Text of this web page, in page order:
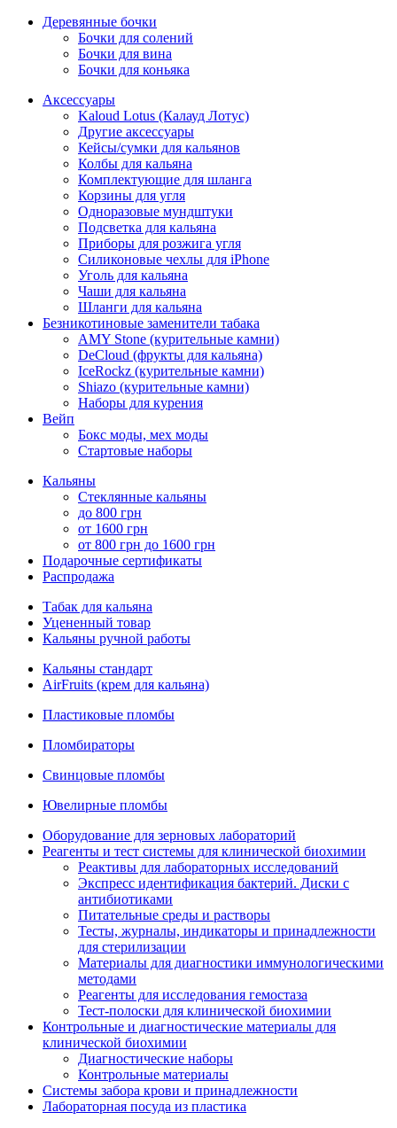
Деревянные бочки
Бочки для солений
Бочки для вина
Бочки для коньяка
Аксессуары
Kaloud Lotus (Калауд Лотус)
Другие аксессуары
Кейсы/сумки для кальянов
Колбы для кальяна
Комплектующие для шланга
Корзины для угля
Одноразовые мундштуки
Подсветка для кальяна
Приборы для розжига угля
Силиконовые чехлы для iPhone
Уголь для кальяна
Чаши для кальяна
Шланги для кальяна
Безникотиновые заменители табака
AMY Stone (курительные камни)
DeCloud (фрукты для кальяна)
IceRockz (курительные камни)
Shiazo (курительные камни)
Наборы для курения
Вейп
Бокс моды, мех моды
Стартовые наборы
Кальяны
Стеклянные кальяны
до 800 грн
от 1600 грн
от 800 грн до 1600 грн
Подарочные сертификаты
Распродажа
Табак для кальяна
Уцененный товар
Кальяны ручной работы
Кальяны стандарт
AirFruits (крем для кальяна)
Пластиковые пломбы
Пломбираторы
Свинцовые пломбы
Ювелирные пломбы
Оборудование для зерновых лабораторий
Реагенты и тест системы для клинической биохимии
Реактивы для лабораторных исследований
Экспресс идентификация бактерий. Диски с
антибиотиками
Питательные среды и растворы
Тесты, журналы, индикаторы и принадлежности
для стерилизации
Материалы для диагностики иммунологическими
методами
Реагенты для исследования гемостаза
Тест-полоски для клинической биохимии
Контрольные и диагностические материалы для
клинической биохимии
Диагностические наборы
Контрольные материалы
Системы забора крови и принадлежности
Лабораторная посуда из пластика